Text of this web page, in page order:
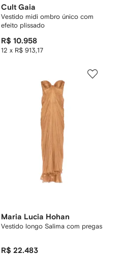
Cult Gaia
Vestido midi ombro único com
efeito plissado
R$ 10.958
12 x R$ 913,17
Maria Lucia Hohan
Vestido longo Salima com pregas
R$ 22.483